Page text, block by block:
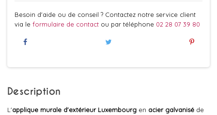
Besoin d'aide ou de conseil ? Contactez notre service client
via le formulaire de contact ou par téléphone 02 28 07 39 80
Description
L'applique murale d'extérieur Luxembourg en acier galvanisé de